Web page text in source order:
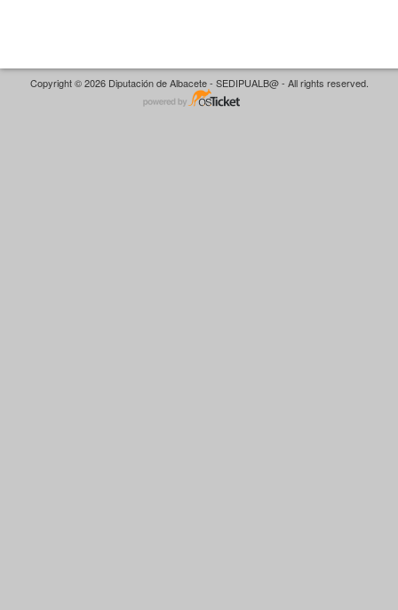
Copyright © 2026 Diputación de Albacete - SEDIPUALB@ - All rights reserved.